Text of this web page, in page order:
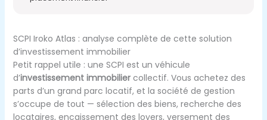
SCPI Iroko Atlas : analyse complète de cette solution
d’investissement immobilier
Petit rappel utile : une SCPI est un véhicule
d’investissement immobiliercollectif. Vous achetez des
parts d’un grand parc locatif, et la société de gestion
s’occupe de tout — sélection des biens, recherche des
locataires, encaissement des loyers, versement des